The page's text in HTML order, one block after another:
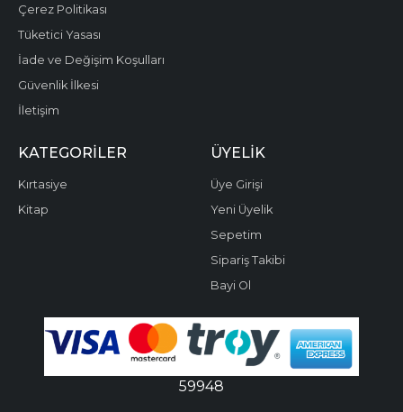
Çerez Politikası
Tüketici Yasası
İade ve Değişim Koşulları
Güvenlik İlkesi
İletişim
KATEGORILER
Kırtasiye
Kitap
ÜYELIK
Üye Girişi
Yeni Üyelik
Sepetim
Sipariş Takibi
Bayi Ol
59948